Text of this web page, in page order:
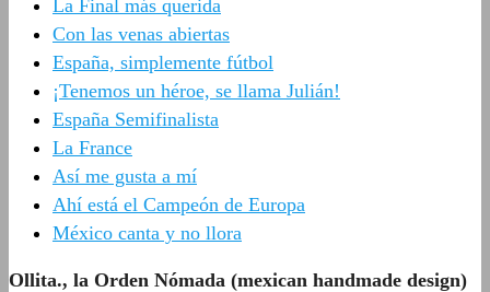
La Final más querida
Con las venas abiertas
España, simplemente fútbol
¡Tenemos un héroe, se llama Julián!
España Semifinalista
La France
Así me gusta a mí
Ahí está el Campeón de Europa
México canta y no llora
Ollita., la Orden Nómada (mexican handmade design)